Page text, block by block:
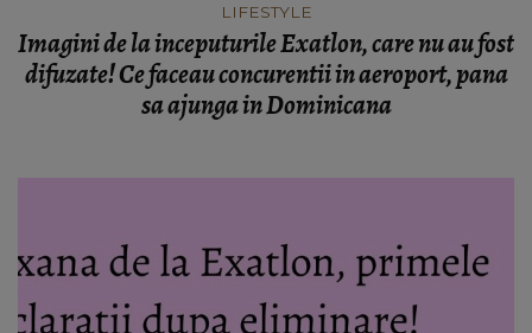
LIFESTYLE
Imagini de la inceputurile Exatlon, care nu au fost
difuzate! Ce faceau concurentii in aeroport, pana
sa ajunga in Dominicana